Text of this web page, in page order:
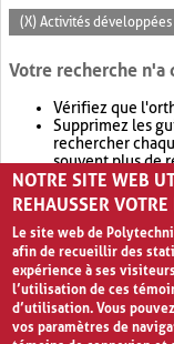
(X) Activités
Votre recherche n'a
Vérifiez que
Supprimez les
rechercher
souvent plus de
Envisagez
retournera
NOTRE SITE WEB
REHAUSSER
Le site web de
afin de recueillir des
expérience à ses
l’utilisation de ces
d’utilisation. Vous
vos paramètres de